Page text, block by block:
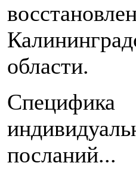
области.
Специфика
посланий...